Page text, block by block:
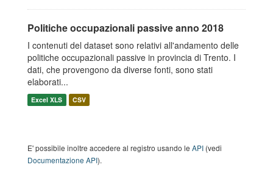
Politiche occupazionali passive anno 2018
I contenuti del dataset sono relativi all'andamento delle
politiche occupazionali passive in provincia di Trento. I
dati, che provengono da diverse fonti, sono stati
elaborati...
Excel XLS CSV
E' possibile inoltre accedere al registro usando le API (vedi
Documentazione API).